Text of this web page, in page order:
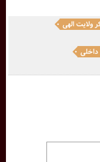
ولایت الهی
داخلی